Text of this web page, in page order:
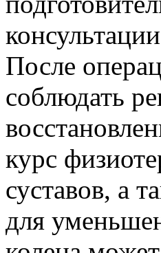
После
соблюдать
курс
суставов, а
для